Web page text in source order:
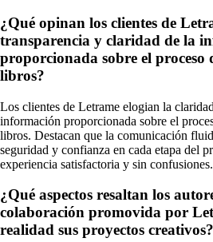
¿Qué opinan los clientes de
transparencia y claridad de la
proporcionada sobre el proceso
libros?
Los clientes de Letrame elogian la
información proporcionada sobre el
libros. Destacan que la comunicación
seguridad y confianza en cada etapa del
experiencia satisfactoria y sin confusiones.
¿Qué aspectos resaltan los
colaboración promovida por
realidad sus proyectos creativos?